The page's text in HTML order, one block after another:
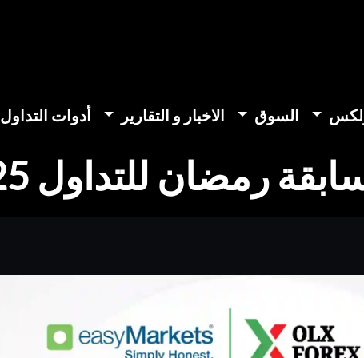
السوق الاخبار و التقارير أدوات التداول
رمضان للتداول 2025 من إيزي ماركتس